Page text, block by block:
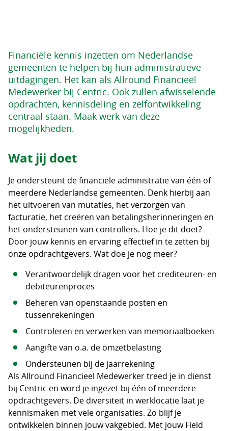
Financiële kennis inzetten om Nederlandse
gemeenten te helpen bij hun administratieve
uitdagingen. Het kan als Allround Financieel
Medewerker bij Centric. Ook zullen afwisselende
opdrachten, kennisdeling en zelfontwikkeling
centraal staan. Maak werk van deze
mogelijkheden.
Wat jij doet
Je ondersteunt de financiële administratie van één of
meerdere Nederlandse gemeenten. Denk hierbij aan
het uitvoeren van mutaties, het verzorgen van
facturatie, het creëren van betalingsherinneringen en
het ondersteunen van controllers. Hoe je dit doet?
Door jouw kennis en ervaring effectief in te zetten bij
onze opdrachtgevers. Wat doe je nog meer?
Verantwoordelijk dragen voor het crediteuren- en
debiteurenproces
Beheren van openstaande posten en
tussenrekeningen
Controleren en verwerken van memoriaalboeken
Aangifte van o.a. de omzetbelasting
Ondersteunen bij de jaarrekening
Als Allround Financieel Medewerker treed je in dienst
bij Centric en word je ingezet bij één of meerdere
opdrachtgevers. De diversiteit in werklocatie laat je
kennismaken met vele organisaties. Zo blijf je
ontwikkelen binnen jouw vakgebied. Met jouw Field